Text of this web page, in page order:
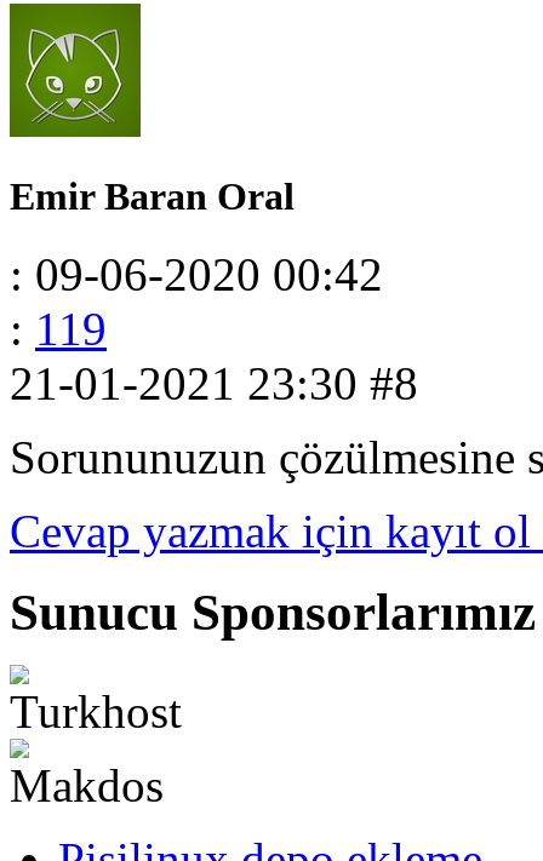
Emir Baran Oral
: 09-06-2020 00:42
: 119
21-01-2021 23:30 #8
Sorununuzun çözülmesine
Cevap yazmak için kayıt
Sunucu Sponsorlarımız